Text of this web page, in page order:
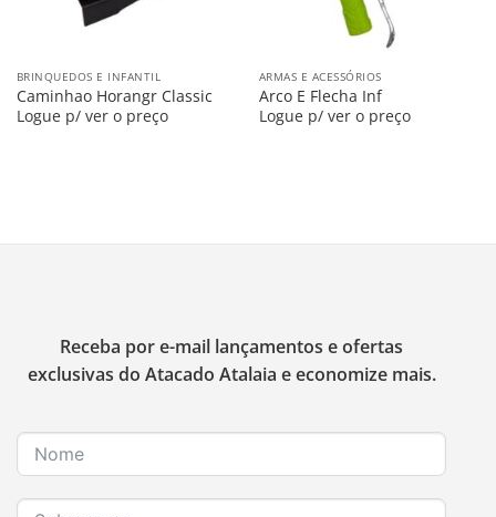
BRINQUEDOS E INFANTIL
Caminhao Horangr Classic
Logue p/ ver o preço
ARMAS E ACESSÓRIOS
Arco E Flecha Inf
Logue p/ ver o preço
Receba por e-mail lançamentos e ofertas
exclusivas do Atacado Atalaia e economize mais.